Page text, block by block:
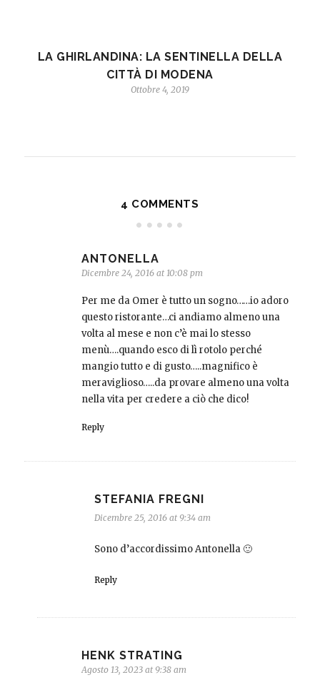
LA GHIRLANDINA: LA SENTINELLA DELLA
CITTÀ DI MODENA
Ottobre 4, 2019
4 COMMENTS
ANTONELLA
Dicembre 24, 2016 at 10:08 pm
Per me da Omer è tutto un sogno……io adoro
questo ristorante…ci andiamo almeno una
volta al mese e non c’è mai lo stesso
menù….quando esco di lì rotolo perché
mangio tutto e di gusto…..magnifico è
meraviglioso…..da provare almeno una volta
nella vita per credere a ciò che dico!
Reply
STEFANIA FREGNI
Dicembre 25, 2016 at 9:34 am
Sono d’accordissimo Antonella 🙂
Reply
HENK STRATING
Agosto 13, 2023 at 9:38 am